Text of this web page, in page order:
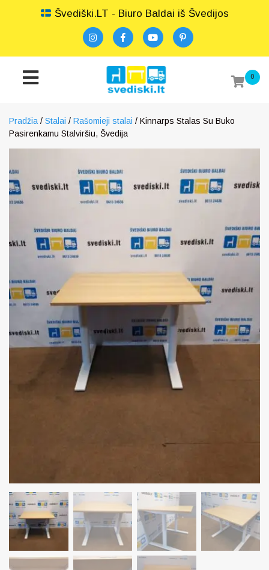
Švediški.LT - Biuro Baldai iš Švedijos
0
Pradžia / Stalai / Rašomieji stalai / Kinnarps Stalas Su Buko
Pasirenkamu Stalviršiu, Švedija